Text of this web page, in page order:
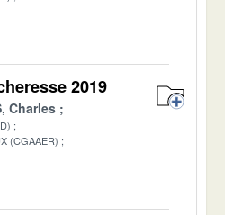
2019
Charles
(CGAAER)